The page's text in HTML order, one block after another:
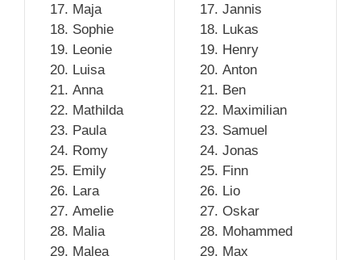
Maja
Sophie
Leonie
Luisa
Anna
Mathilda
Paula
Romy
Emily
Lara
Amelie
Malia
Malea
Jannis
Lukas
Henry
Anton
Ben
Maximilian
Samuel
Jonas
Finn
Lio
Oskar
Mohammed
Max